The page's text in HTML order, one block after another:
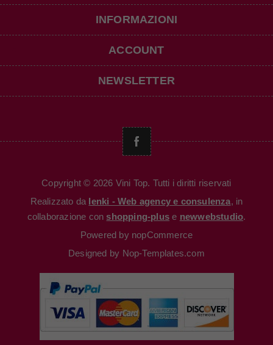
INFORMAZIONI
ACCOUNT
NEWSLETTER
Copyright © 2026 Vini Top. Tutti i diritti riservati
Realizzato da Ienki - Web agency e consulenza, in
collaborazione con shopping-plus e newwebstudio.
Powered by nopCommerce
Designed by Nop-Templates.com